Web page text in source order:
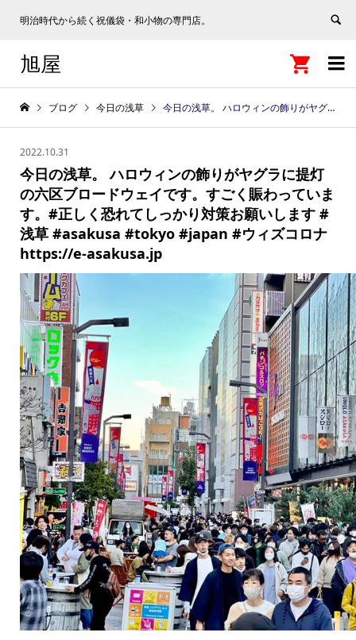
明治時代から続く祝儀袋・和小物の専門店。

旭屋 
ブログ 今日の浅草 今日の浅草。 ハロウィンの飾りがヤグラに提灯の六区ブロードウェイです。すごく賑わっています。#正しく恐れてしっかり対策お願いします #浅草 #asakusa #tokyo #japan #ウィズコロナ https://e-asakusa.jp
2022.10.31
今日の浅草。 ハロウィンの飾りがヤグラに提灯
の六区ブロードウェイです。すごく賑わっていま
す。#正しく恐れてしっかり対策お願いします #
浅草 #asakusa #tokyo #japan #ウィズコロナ
https://e-asakusa.jp